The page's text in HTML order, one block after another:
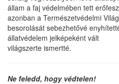
állam a faj védelmében tett
azonban a Természetvédelmi
besorolását sebezhetővé
állatvédelem jelképeként vált
világszerte ismertté.
Ne feledd, hogy védtelen!